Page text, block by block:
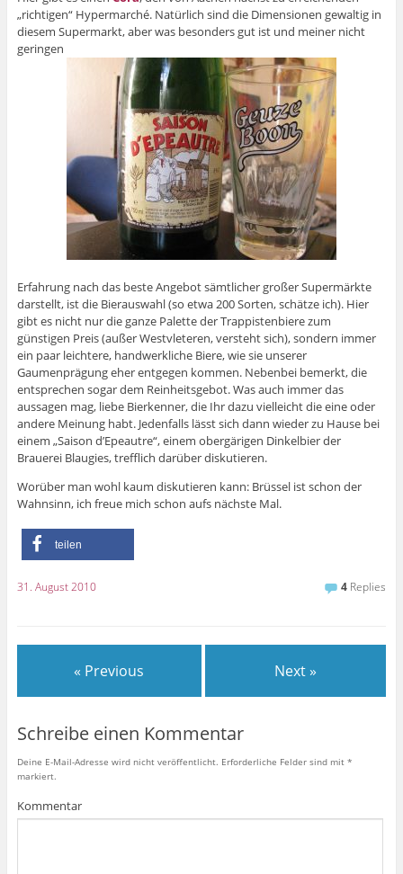
„richtigen“ Hypermarché. Natürlich sind die Dimensionen gewaltig in
diesem Supermarkt, aber was besonders gut ist und meiner nicht
geringen
Erfahrung nach das beste Angebot sämtlicher großer Supermärkte
darstellt, ist die Bierauswahl (so etwa 200 Sorten, schätze ich). Hier
gibt es nicht nur die ganze Palette der Trappistenbiere zum
günstigen Preis (außer Westvleteren, versteht sich), sondern immer
ein paar leichtere, handwerkliche Biere, wie sie unserer
Gaumenprägung eher entgegen kommen. Nebenbei bemerkt, die
entsprechen sogar dem Reinheitsgebot. Was auch immer das
aussagen mag, liebe Bierkenner, die Ihr dazu vielleicht die eine oder
andere Meinung habt. Jedenfalls lässt sich dann wieder zu Hause bei
einem „Saison d’Epeautre“, einem obergärigen Dinkelbier der
Brauerei Blaugies, trefflich darüber diskutieren.
Worüber man wohl kaum diskutieren kann: Brüssel ist schon der
Wahnsinn, ich freue mich schon aufs nächste Mal.
teilen
31. August 2010 4 Replies
« Previous Next »
Schreibe einen Kommentar
Deine E-Mail-Adresse wird nicht veröffentlicht. Erforderliche Felder sind mit *
markiert.
Kommentar